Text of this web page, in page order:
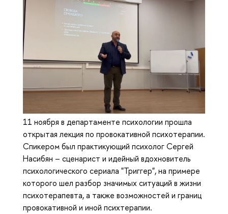
11 ноября в департаменте психологии прошла
открытая лекция по провокативной психотерапии.
Спикером​ был практикующий психолог Сергей
Насибян – сценарист и идейный вдохновитель
психологического сериала "Триггер", на примере
которого шел разбор значимых ситуаций в жизни
психотерапевта, а также возможностей и границ
провокативной и иной психтерапии.